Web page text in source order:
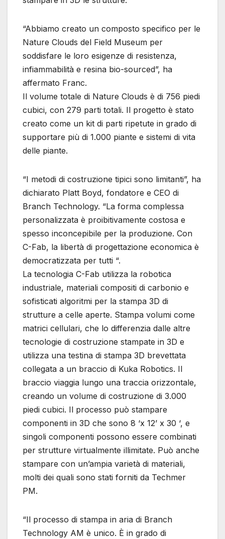
“Abbiamo creato un composto specifico per le
Nature Clouds del Field Museum per
soddisfare le loro esigenze di resistenza,
infiammabilità e resina bio-sourced”, ha
affermato Franc.
Il volume totale di Nature Clouds è di 756 piedi
cubici, con 279 parti totali. Il progetto è stato
creato come un kit di parti ripetute in grado di
supportare più di 1.000 piante e sistemi di vita
delle piante.
“I metodi di costruzione tipici sono limitanti”, ha
dichiarato Platt Boyd, fondatore e CEO di
Branch Technology. “La forma complessa
personalizzata è proibitivamente costosa e
spesso inconcepibile per la produzione. Con
C-Fab, la libertà di progettazione economica è
democratizzata per tutti “.
La tecnologia C-Fab utilizza la robotica
industriale, materiali compositi di carbonio e
sofisticati algoritmi per la stampa 3D di
strutture a celle aperte. Stampa volumi come
matrici cellulari, che lo differenzia dalle altre
tecnologie di costruzione stampate in 3D e
utilizza una testina di stampa 3D brevettata
collegata a un braccio di Kuka Robotics. Il
braccio viaggia lungo una traccia orizzontale,
creando un volume di costruzione di 3.000
piedi cubici. Il processo può stampare
componenti in 3D che sono 8 ‘x 12’ x 30 ‘, e
singoli componenti possono essere combinati
per strutture virtualmente illimitate. Può anche
stampare con un’ampia varietà di materiali,
molti dei quali sono stati forniti da Techmer
PM.
“Il processo di stampa in aria di Branch
Technology AM è unico. È in grado di